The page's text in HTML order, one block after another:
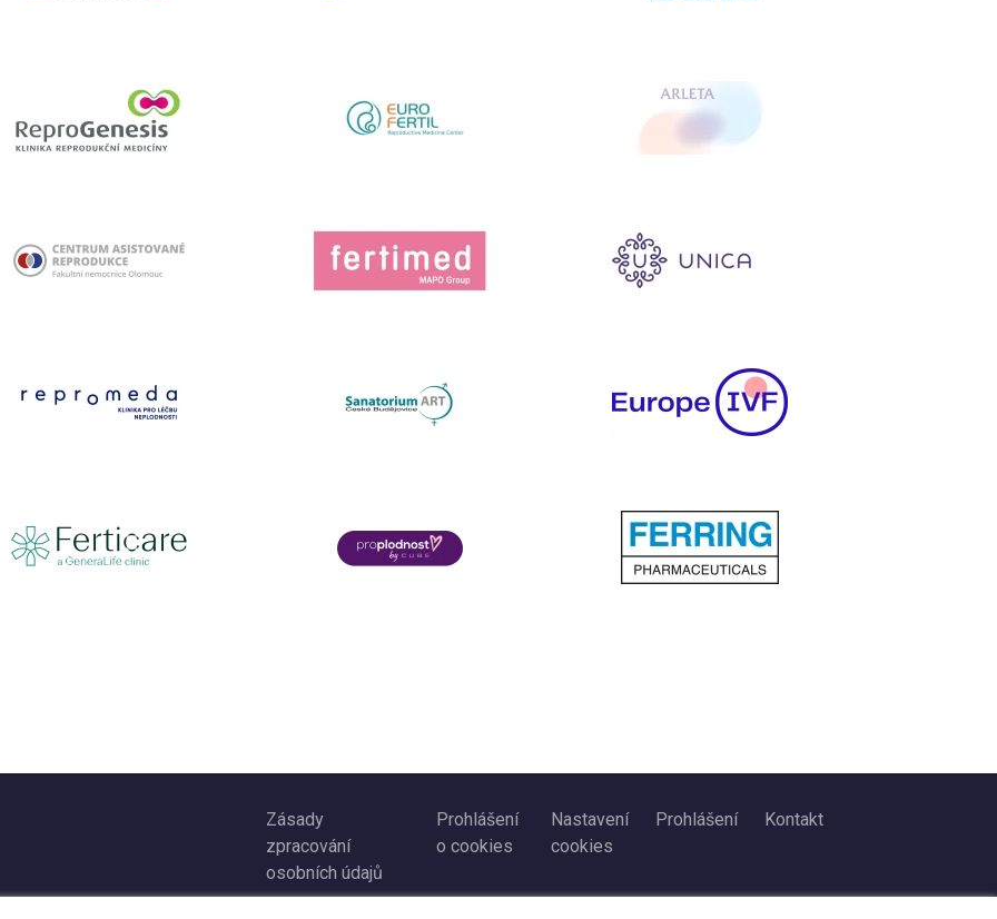
Zásady
zpracování
osobních údajů
Prohlášení
o cookies
Nastavení
cookies
Prohlášení Kontakt